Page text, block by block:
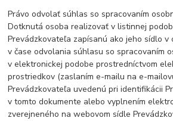
Právo odvolať súhlas so spracovaním
Dotknutá osoba realizovať v listinnej
Prevádzkovateľa zapísanú ako jeho sídlo v
v čase odvolania súhlasu so spracovaním
v elektronickej podobe prostredníctvom
prostriedkov (zaslaním e-mailu na e-
Prevádzkovateľa uvedenú pri identifikácii
v tomto dokumente alebo vyplnením
zverejneného na webovom sídle